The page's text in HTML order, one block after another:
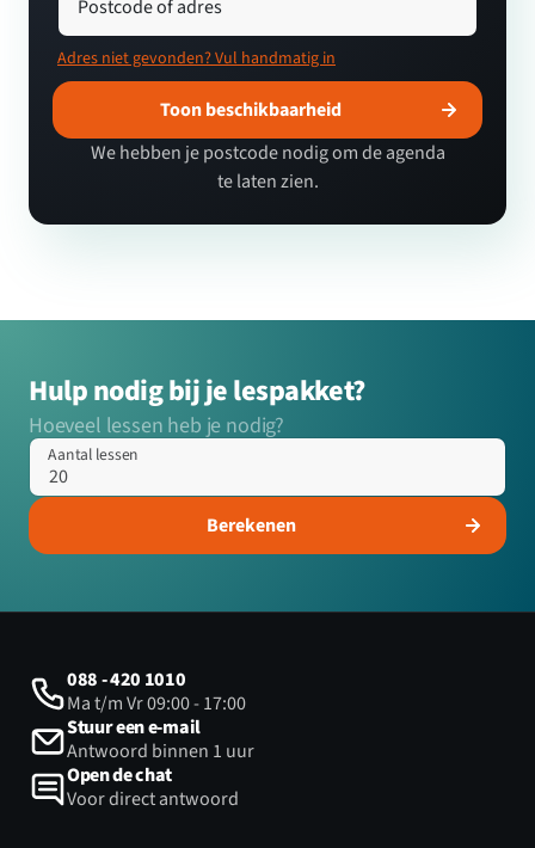
Postcode of adres
Adres niet gevonden? Vul handmatig in
Toon beschikbaarheid
We hebben je postcode nodig om de agenda
te laten zien.
Hulp nodig bij je lespakket?
Hoeveel lessen heb je nodig?
Aantal lessen
Berekenen
088 - 420 1010
Ma t/m Vr 09:00 - 17:00
Stuur een e-mail
Antwoord binnen 1 uur
Open de chat
Voor direct antwoord